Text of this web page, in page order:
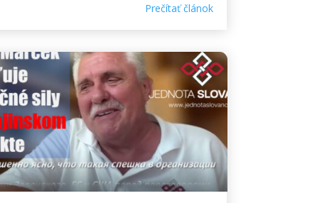
Prečítať článok